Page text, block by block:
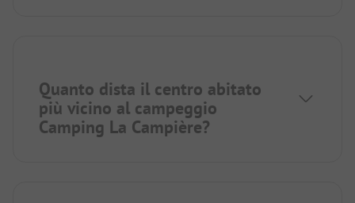
Quanto dista il centro abitato
più vicino al campeggio
Camping La Campière?